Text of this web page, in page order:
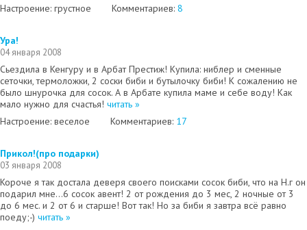
Настроение: грустное
Комментариев: 8
Ура!
04 января 2008
Сьездила в Кенгуру и в Арбат Престиж! Купила: ниблер и сменные
сеточки, термоложки, 2 соски биби и бутылочку биби! К сожалению не
было шнурочка для сосок. А в Арбате купила маме и себе воду! Как
мало нужно для счастья! читать »
Настроение: веселое
Комментариев: 17
Прикол!(про подарки)
03 января 2008
Короче я так достала деверя своего поисками сосок биби, что на Н.г он
подарил мне...6 сосок авент! 2 от рождения до 3 мес, 2 ночные от 3
до 6 мес. и 2 от 6 и старше! Вот так! Но за биби я завтра всё равно
поеду;-) читать »